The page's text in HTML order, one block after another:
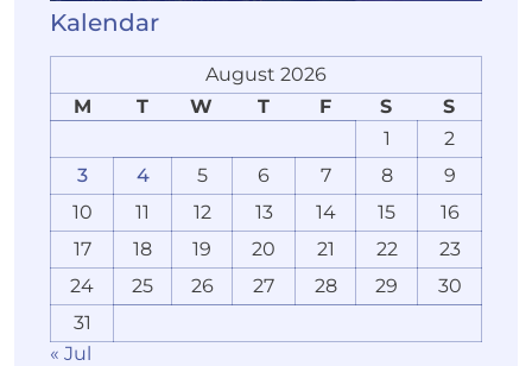
Kalendar
August 2026
M
T W T F S
S
1
2
3
4 5 6 7 8
9
10
11 12 13 14 15
16
17
18 19 20 21 22
23
24
25 26 27 28 29
30
31
« Jul